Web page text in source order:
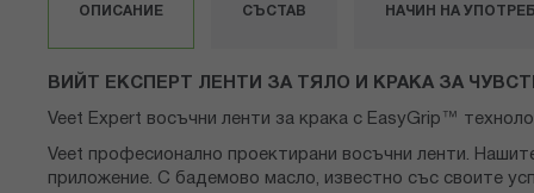
снимки
ОПИСАНИЕ
ВИЙТ ЕКСПЕРТ ЛЕНТИ ЗА ТЯЛО И КРАКА ЗА
Veet Expert восъчни ленти за крака с EasyGrip™
Veet професионално проектирани восъчни ленти.
приложение. С бадемово масло, известно със своите
СЪСТАВ НАЧИН НА